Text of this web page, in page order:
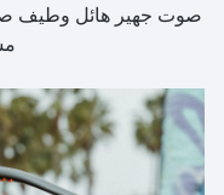
صوت جهير هائل وطيف